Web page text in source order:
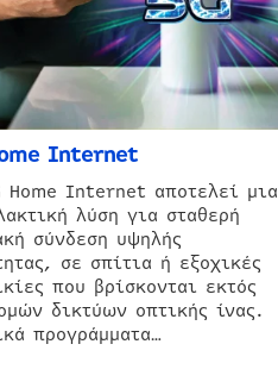
Internet
Home Internet αποτελεί μια
λύση για σταθερή
σύνδεση υψηλής
σε σπίτια ή εξοχικές
που βρίσκονται εκτός
δικτύων οπτικής ίνας.
προγράμματα…